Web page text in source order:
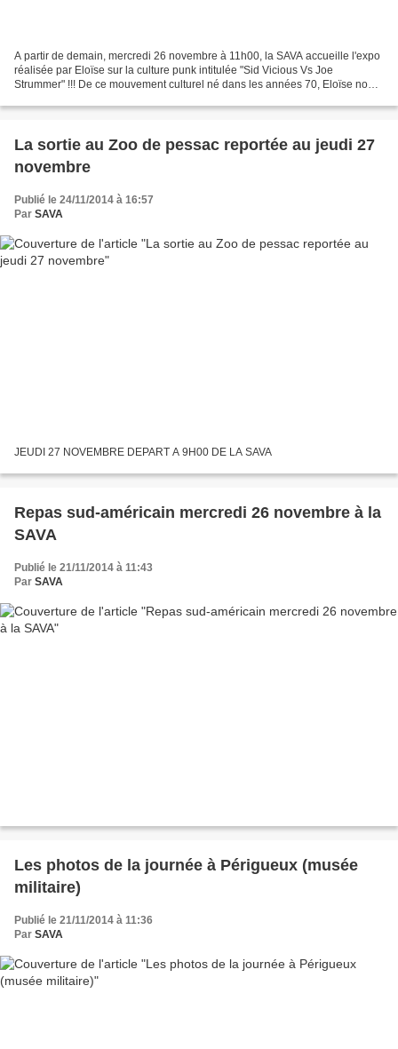
A partir de demain, mercredi 26 novembre à 11h00, la SAVA accueille l'expo
réalisée par Eloïse sur la culture punk intitulée "Sid Vicious Vs Joe
Strummer" !!! De ce mouvement culturel né dans les années 70, Eloïse nous
La sortie au Zoo de pessac reportée au jeudi 27
novembre
Publié le 24/11/2014 à 16:57
Par SAVA
JEUDI 27 NOVEMBRE DEPART A 9H00 DE LA SAVA
Repas sud-américain mercredi 26 novembre à la
SAVA
Publié le 21/11/2014 à 11:43
Par SAVA
Les photos de la journée à Périgueux (musée
militaire)
Publié le 21/11/2014 à 11:36
Par SAVA